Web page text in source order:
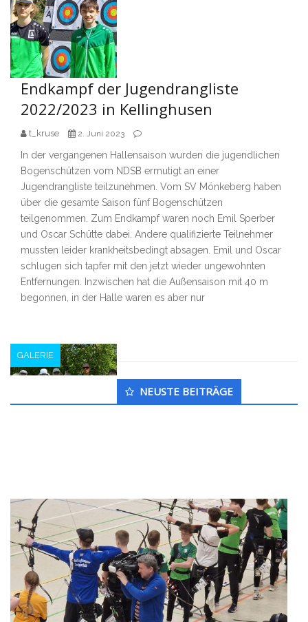
Endkampf der Jugendrangliste
2022/2023 in Kellinghusen
t_kruse 2. Juni 2023
In der vergangenen Hallensaison wurden die jugendlichen
Bogenschützen vom NDSB ermutigt an einer
Jugendrangliste teilzunehmen. Vom SV Mönkeberg haben
über die gesamte Saison fünf Bogenschützen
teilgenommen. Zum Endkampf waren noch Emil Sperber
und Oscar Schütte dabei. Andere qualifizierte Teilnehmer
mussten leider krankheitsbedingt absagen. Emil und Oscar
schlugen sich tapfer mit den jetzt wieder ungewohnten
Entfernungen. Inzwischen hat die Außensaison mit 40 m
begonnen, in der Halle waren es aber nur
GALERIE
Untergeordnet
Seitenleiste
NEUSTE BEITRÄGE